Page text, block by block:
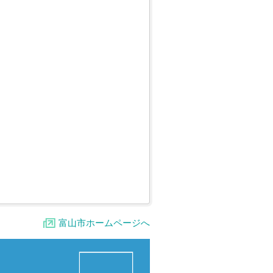
富山市ホームページへ